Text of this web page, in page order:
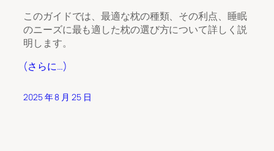
このガイドでは、最適な枕の種類、その利点、睡眠
のニーズに最も適した枕の選び方について詳しく説
明します。
(さらに…)
2025 年 8 月 25 日